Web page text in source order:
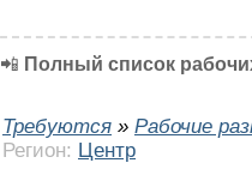
📲 Полный список
Требуются » Рабочие
Регион: Центр